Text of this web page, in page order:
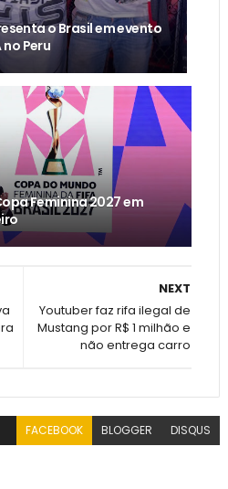
o Brasil em evento
Peru
Feminina 2027 em
NEXT
Youtuber faz rifa ilegal de
Mustang por R$ 1 milhão e
não entrega carro
FACEBOOK BLOGGER DISQUS